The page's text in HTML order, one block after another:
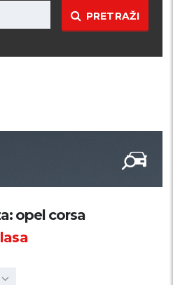
PRETRAŽI
opel corsa